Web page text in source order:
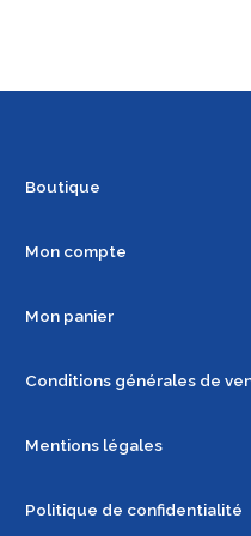
Boutique
Mon compte
Mon panier
Conditions générales de
Mentions légales
Politique de confidentialité